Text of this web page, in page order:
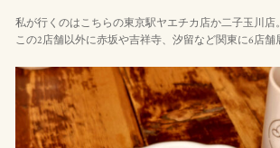
私が行くのはこちらの東京駅ヤエチカ店か二子玉川店。
この2店舗以外に赤坂や吉祥寺、汐留など関東に6店舗